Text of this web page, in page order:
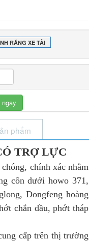
RĂNG XE TẢI
ngay
phẩm
TRỢ LỰC
chính xác nhằm
côn dưới howo 371,
Dongfeng hoàng
chắn dầu, phớt tháp
cấp trên thị trường